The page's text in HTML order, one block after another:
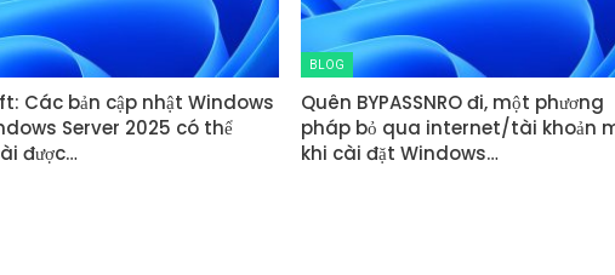
Các bản cập nhật Windows
Server 2025 có thể
được…
BLOG
Quên BYPASSNRO đi, một phương
pháp bỏ qua internet/tài khoản
khi cài đặt Windows…